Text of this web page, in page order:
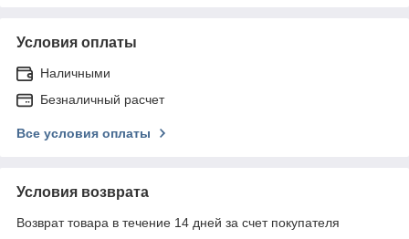
Условия оплаты
Наличными
Безналичный расчет
Все условия оплаты
Условия возврата
Возврат товара в течение 14 дней за счет покупателя